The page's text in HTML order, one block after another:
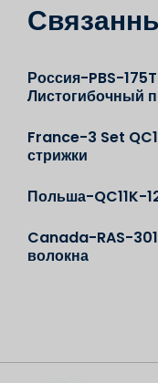
Россия-PBS-
Листогибочный
France-3 Set
стрижки
Польша-QC11K-
Canada-RAS-
волокна